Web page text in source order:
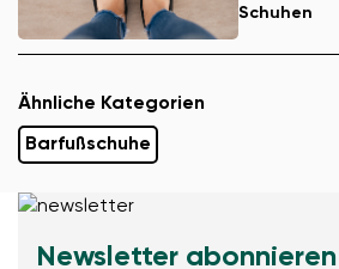
Schuhen
Ähnliche Kategorien
Barfußschuhe
Newsletter abonnieren